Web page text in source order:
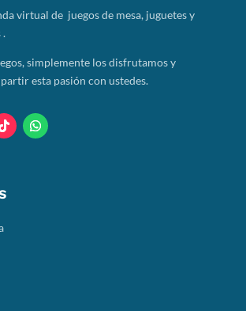
virtual de juegos de mesa, juguetes y
.
simplemente los disfrutamos y
esta pasión con ustedes.